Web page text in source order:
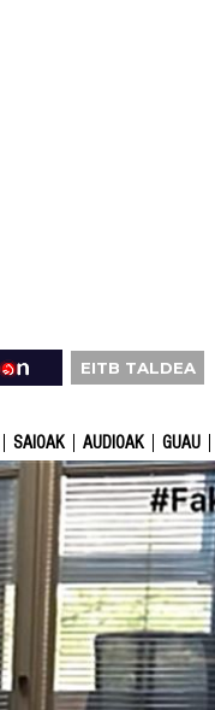
EITB TALDEA
SAIOAK AUDIOAK GUAU